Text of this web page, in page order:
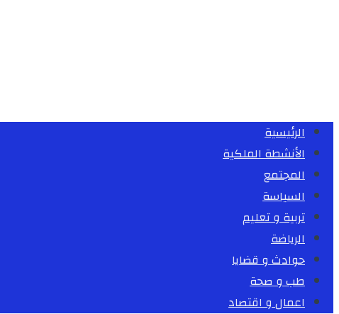
الرئيسية
الأنشطة الملكية
المجتمع
السياسة
تربية و تعليم
الرياضة
حوادث و قضايا
طب و صحة
اعمال و اقتصاد